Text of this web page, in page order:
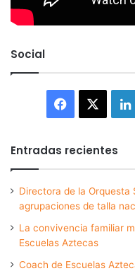
Social
Facebook
Entradas recientes
Directora de la Orquesta
agrupaciones de talla
La convivencia familiar
Escuelas Aztecas
Coach de Escuelas